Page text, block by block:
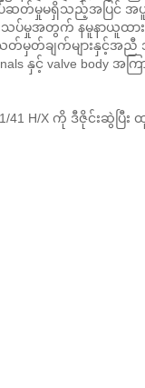
မှုမရှိသည့်အပြင် အပူခ
းသပ်မှုအတွက် နမူနာယူထ
တ်မှတ်ချက်များနှင့်အ
နှင့် valve
H/X ကို ဒီဇိုင်းဆွဲပြီ